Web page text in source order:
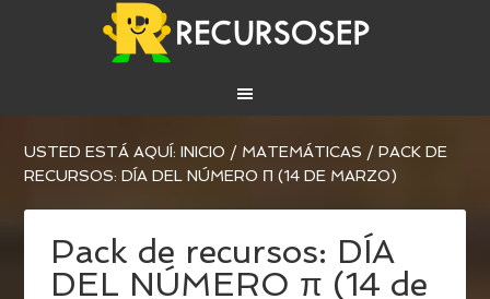
USTED ESTÁ AQUÍ:INICIO / MATEMÁTICAS / PACK DE
RECURSOS: DÍA DEL NÚMERO Π (14 DE MARZO)
Pack de recursos: DÍA
DEL NÚMERO π (14 de